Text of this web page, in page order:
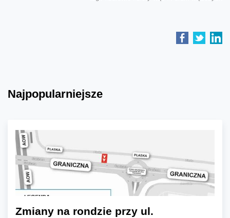
Najpopularniejsze
Zmiany na rondzie przy ul.